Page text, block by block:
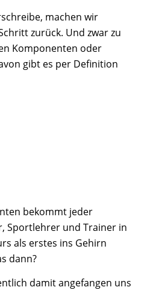
machen wir
zurück. Und zwar zu
Komponenten oder
gibt es per Definition
bekommt jeder
Sportlehrer und Trainer in
als erstes ins Gehirn
dann?
damit angefangen uns